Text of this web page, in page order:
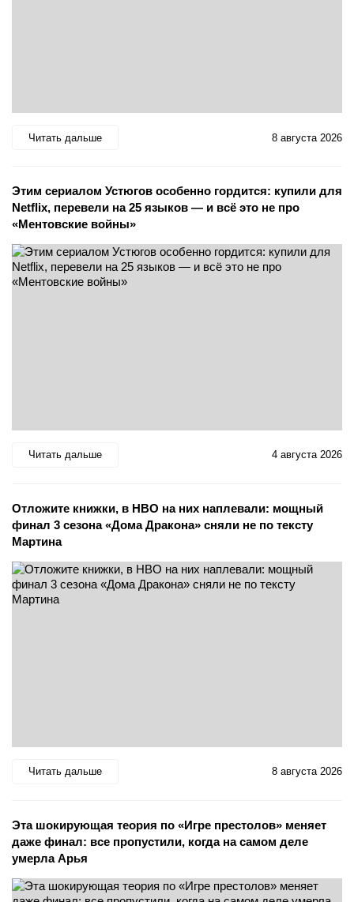
Читать дальше 8 августа 2026
Этим сериалом Устюгов особенно гордится: купили для
Netflix, перевели на 25 языков — и всё это не про
«Ментовские войны»
Читать дальше 4 августа 2026
Отложите книжки, в HBO на них наплевали: мощный
финал 3 сезона «Дома Дракона» сняли не по тексту
Мартина
Читать дальше 8 августа 2026
Эта шокирующая теория по «Игре престолов» меняет
даже финал: все пропустили, когда на самом деле
умерла Арья